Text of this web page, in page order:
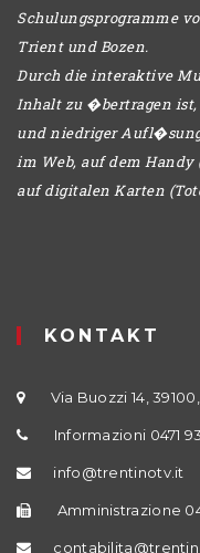
Schulungsprogramme
Trient und Bozen.
Durch die interaktive
Inhalt zu �bertragen
und niedriger
im Web, auf dem
auf digitalen Karten
KONTAKT
Via Buozzi 14,
Informazioni 0471
info@trentinotv.it
Amministrazione